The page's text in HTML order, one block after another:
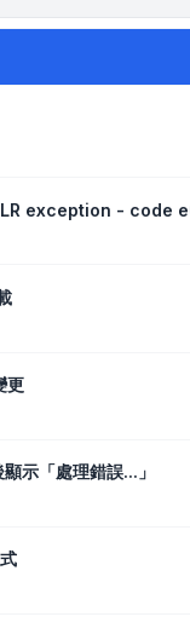
exception - code
更
示「處理錯誤...」